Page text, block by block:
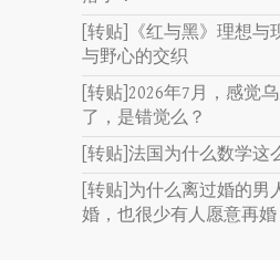
[转贴]《红与黑》理想与
与野心的交织
[转贴]2026年7月，感觉
了，是错觉么？
[转贴]法国为什么数学这
[转贴]为什么离过婚的男
婚，也很少有人愿意再婚